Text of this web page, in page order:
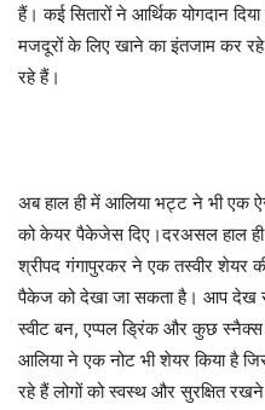
हैं। कई सितारों ने आर्थिक योगदान
मजदूरों के लिए खाने का इंतजाम कर
रहे हैं।
अब हाल ही में आलिया भट्ट ने भी एक
को केयर पैकेजेस दिए।दरअसल हाल
श्रीपद गंगापुरकर ने एक तस्वीर शेयर
पैकेज को देखा जा सकता है। आप देख
स्वीट बन, एप्पल ड्रिंक और कुछ
आलिया ने एक नोट भी शेयर किया है
रहे हैं लोगों को स्वस्थ और सुरक्षित